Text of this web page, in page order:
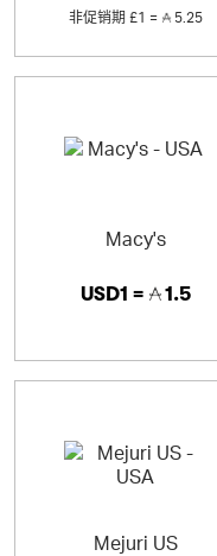
非促销期 £1 = 5.25
Macy's
USD1 = 1.5
Mejuri US